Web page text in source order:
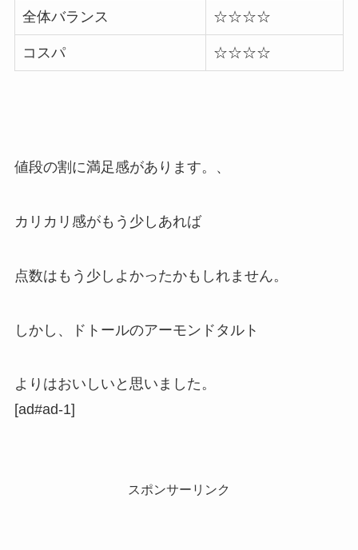
全体バランス ☆☆☆☆
コスパ ☆☆☆☆
値段の割に満足感があります。、
カリカリ感がもう少しあれば
点数はもう少しよかったかもしれません。
しかし、ドトールのアーモンドタルト
よりはおいしいと思いました。
[ad#ad-1]
スポンサーリンク